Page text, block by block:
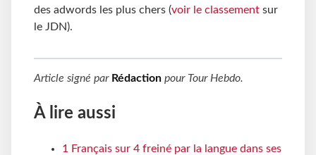
des adwords les plus chers (voir le classement sur
le JDN).
Article signé par Rédaction pour Tour Hebdo.
À lire aussi
1 Français sur 4 freiné par la langue dans ses